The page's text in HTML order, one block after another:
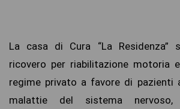
La casa di Cura “La Residenza”
ricovero per riabilitazione motoria
regime privato a favore di
malattie del sistema nervoso,